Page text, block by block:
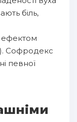
біль,
ефектом
Софродекс
певної